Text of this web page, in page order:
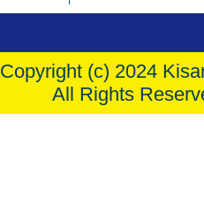
Copyright (c) 2024
All Rights